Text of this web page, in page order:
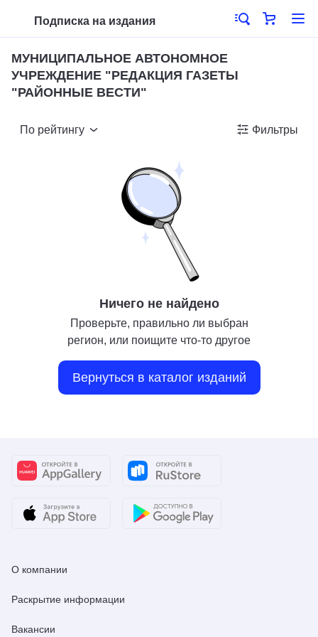
Подписка на издания
МУНИЦИПАЛЬНОЕ АВТОНОМНОЕ
УЧРЕЖДЕНИЕ "РЕДАКЦИЯ ГАЗЕТЫ
"РАЙОННЫЕ ВЕСТИ"
По рейтингу Фильтры
Ничего не найдено
Проверьте, правильно ли выбран
регион, или поищите что-то другое
Вернуться в каталог изданий
О компании
Раскрытие информации
Вакансии